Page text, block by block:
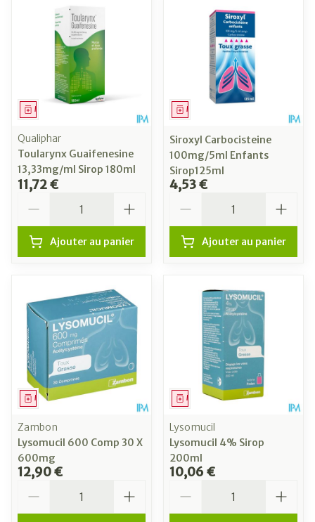
Médicament
Qualiphar
Toularynx Guaifenesine
13,33mg/ml Sirop 180ml
11,72 €
Ajouter au panier
Médicament
Siroxyl Carbocisteine
100mg/5ml Enfants
Sirop125ml
4,53 €
Ajouter au panier
Médicament
Zambon
Lysomucil 600 Comp 30 X
600mg
12,90 €
Médicament
Lysomucil
Lysomucil 4% Sirop
200ml
10,06 €